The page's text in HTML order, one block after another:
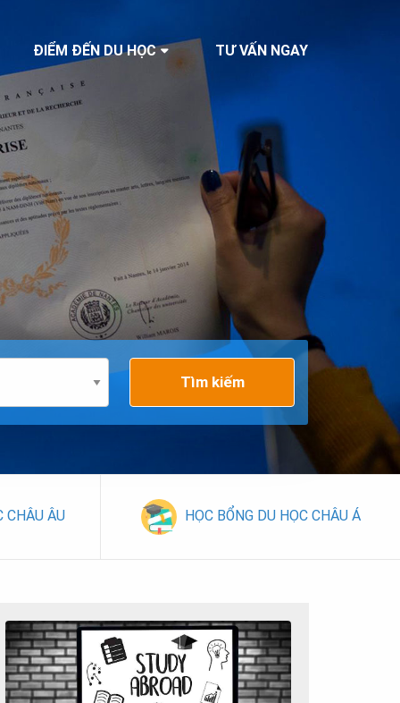
ĐIỂM ĐẾN DU HỌC TƯ VẤN NGAY
Tìm kiếm
CHÂU ÂU HỌC BỔNG DU HỌC CHÂU Á